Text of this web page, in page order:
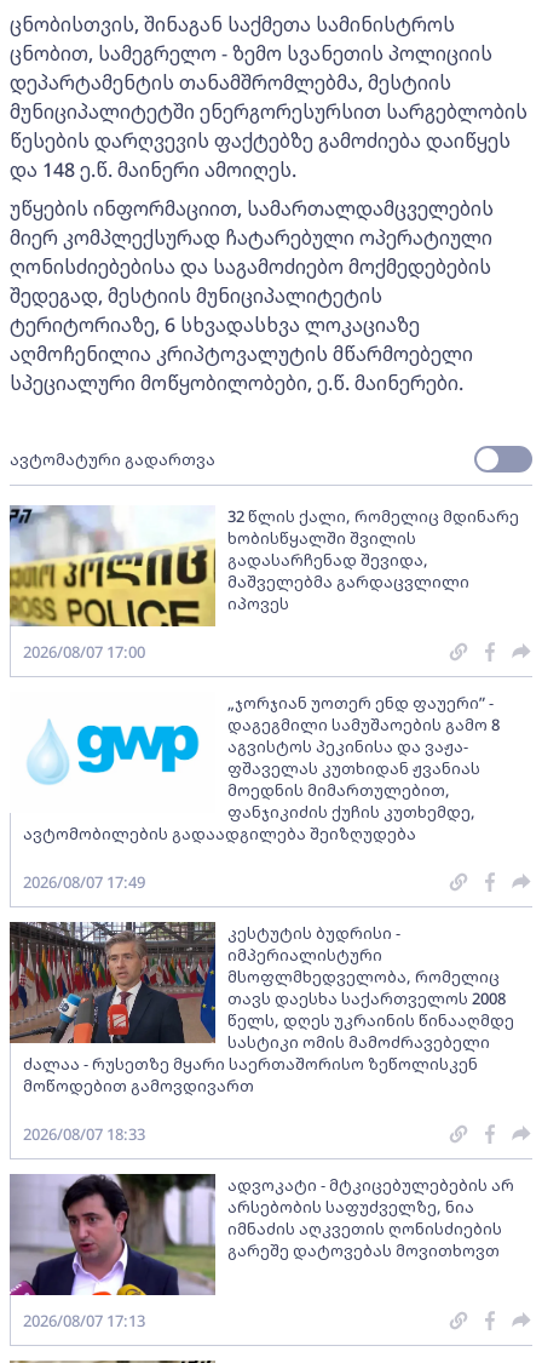
ცნობისთვის, შინაგან საქმეთა სამინისტროს
ცნობით, სამეგრელო - ზემო სვანეთის პოლიციის
დეპარტამენტის თანამშრომლებმა, მესტიის
მუნიციპალიტეტში ენერგორესურსით სარგებლობის
წესების დარღვევის ფაქტებზე გამოძიება დაიწყეს
და 148 ე.წ. მაინერი ამოიღეს.
უწყების ინფორმაციით, სამართალდამცველების
მიერ კომპლექსურად ჩატარებული ოპერატიული
ღონისძიებებისა და საგამოძიებო მოქმედებების
შედეგად, მესტიის მუნიციპალიტეტის
ტერიტორიაზე, 6 სხვადასხვა ლოკაციაზე
აღმოჩენილია კრიპტოვალუტის მწარმოებელი
სპეციალური მოწყობილობები, ე.წ. მაინერები.
ავტომატური გადართვა
32 წლის ქალი, რომელიც მდინარე
ხობისწყალში შვილის
გადასარჩენად შევიდა,
მაშველებმა გარდაცვლილი
იპოვეს
2026/08/07 17:00
„ჯორჯიან უოთერ ენდ ფაუერი” -
დაგეგმილი სამუშაოების გამო 8
აგვისტოს პეკინისა და ვაჟა-
ფშაველას კუთხიდან ჟვანიას
მოედნის მიმართულებით,
ფანჯიკიძის ქუჩის კუთხემდე,
ავტომობილების გადაადგილება შეიზღუდება
2026/08/07 17:49
კესტუტის ბუდრისი -
იმპერიალისტური
მსოფლმხედველობა, რომელიც
თავს დაესხა საქართველოს 2008
წელს, დღეს უკრაინის წინააღმდე
სასტიკი ომის მამოძრავებელი
ძალაა - რუსეთზე მყარი საერთაშორისო ზეწოლისკენ
მოწოდებით გამოვდივართ
2026/08/07 18:33
ადვოკატი - მტკიცებულებების არ
არსებობის საფუძველზე, ნია
იმნაძის აღკვეთის ღონისძიების
გარეშე დატოვებას მოვითხოვთ
2026/08/07 17:13